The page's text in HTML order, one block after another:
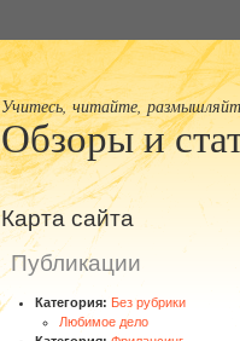
Обзоры и
Учитесь, читайте,
Карта сайта
Публикации
Категория: Без рубрики
Любимое дело